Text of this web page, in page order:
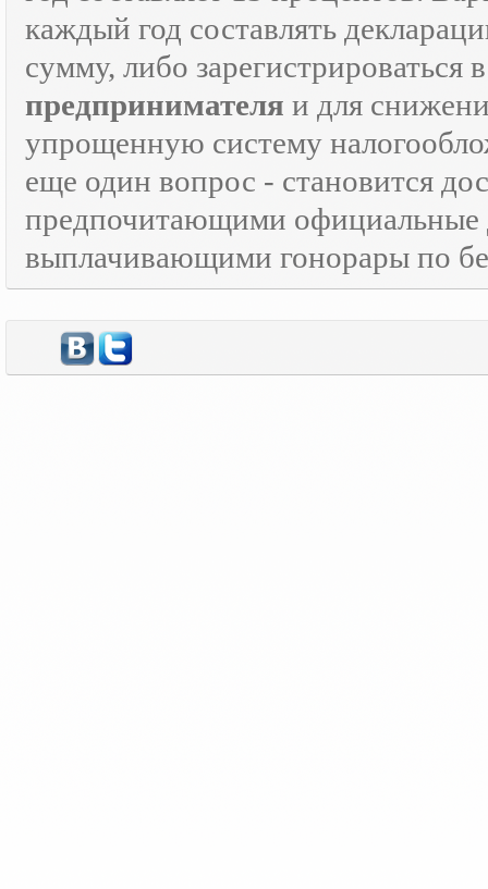
каждый год составлять
сумму, либо зарегистрироваться
предпринимателя и для
упрощенную систему
еще один вопрос - становится
предпочитающими официальные
выплачивающими гонорары по